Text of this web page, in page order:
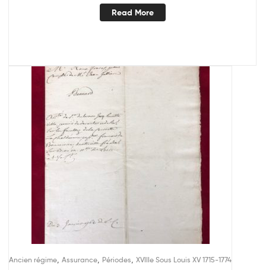
Read More
Ancien régime Assurance Périodes XVIIIe Sous Louis XV 1715-1774